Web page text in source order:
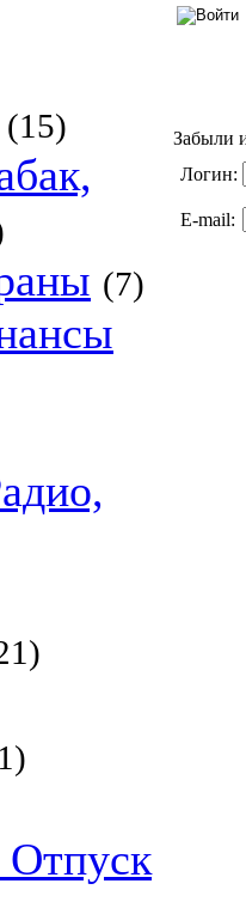
(15)
(7)
Забыли
Логин:
E-mail: